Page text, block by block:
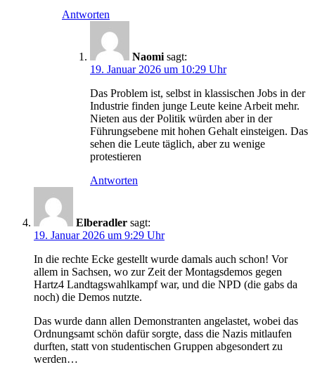
Antworten
Naomi sagt:
19. Januar 2026 um 10:29 Uhr
Das Problem ist, selbst in klassischen Jobs in der
Industrie finden junge Leute keine Arbeit mehr.
Nieten aus der Politik würden aber in der
Führungsebene mit hohen Gehalt einsteigen. Das
sehen die Leute täglich, aber zu wenige
protestieren
Antworten
Elberadler sagt:
19. Januar 2026 um 9:29 Uhr
In die rechte Ecke gestellt wurde damals auch schon! Vor
allem in Sachsen, wo zur Zeit der Montagsdemos gegen
Hartz4 Landtagswahlkampf war, und die NPD (die gabs da
noch) die Demos nutzte.
Das wurde dann allen Demonstranten angelastet, wobei das
Ordnungsamt schön dafür sorgte, dass die Nazis mitlaufen
durften, statt von studentischen Gruppen abgesondert zu
werden…